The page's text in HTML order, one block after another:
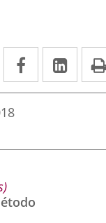
Facebook
Enlace
a
externa.
a